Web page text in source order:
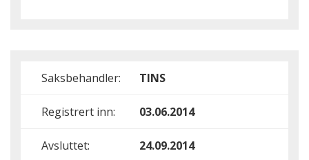
Saksbehandler: TINS
Registrert inn: 03.06.2014
Avsluttet: 24.09.2014